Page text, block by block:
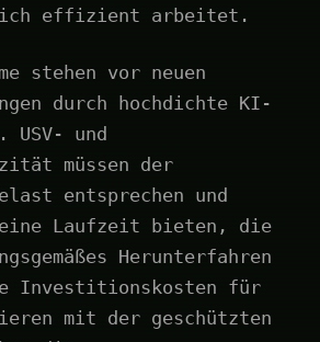
effizient arbeitet.
stehen vor neuen
durch hochdichte KI-
und
müssen der
entsprechen und
Laufzeit bieten, die
Herunterfahren
Investitionskosten für
mit der geschützten